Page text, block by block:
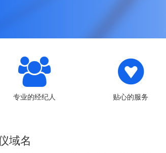
专业的经纪人 贴心的服务
域名